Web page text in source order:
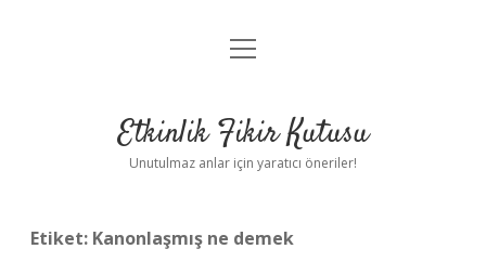
Anasayfa
Yasal Uyarı
menüyü
Etkinlik Fikir Kutusu
Unutulmaz anlar için yaratıcı öneriler!
Etiket: Kanonlaşmış ne demek